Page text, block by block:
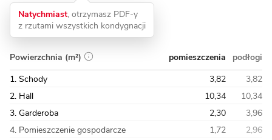
Natychmiast, otrzymasz PDF-y
z rzutami wszystkich kondygnacji
Powierzchnia (m²) pomieszczenia
podłogi
1. Schody
3,82
3,82
2. Hall
10,34
10,34
3. Garderoba
2,30
3,96
4. Pomieszczenie gospodarcze
1,72
2,96